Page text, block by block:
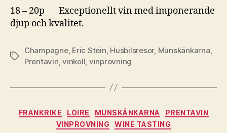
18 – 20p Exceptionellt vin med imponerande
djup och kvalitet.
Etiketter
Champagne, Eric Stein Husbilsresor, Munskänkarna
Prentavin ,vinkoll vinprovning
Kategorier
FRANKRIKE LOIRE MUNSKÄNKARNA
PRENTAVIN
VINPROVNING
WINE TASTING